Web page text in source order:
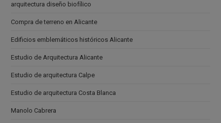
arquitectura diseño biofílico
Compra de terreno en Alicante
Edificios emblemáticos históricos Alicante
Estudio de Arquitectura Alicante
Estudio de arquitectura Calpe
Estudio de arquitectura Costa Blanca
Manolo Cabrera